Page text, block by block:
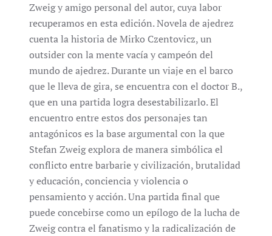
Zweig y amigo personal del autor, cuya labor
recuperamos en esta edición. Novela de ajedrez
cuenta la historia de Mirko Czentovicz, un
outsider con la mente vacía y campeón del
mundo de ajedrez. Durante un viaje en el barco
que le lleva de gira, se encuentra con el doctor B.,
que en una partida logra desestabilizarlo. El
encuentro entre estos dos personajes tan
antagónicos es la base argumental con la que
Stefan Zweig explora de manera simbólica el
conflicto entre barbarie y civilización, brutalidad
y educación, conciencia y violencia o
pensamiento y acción. Una partida final que
puede concebirse como un epílogo de la lucha de
Zweig contra el fanatismo y la radicalización de